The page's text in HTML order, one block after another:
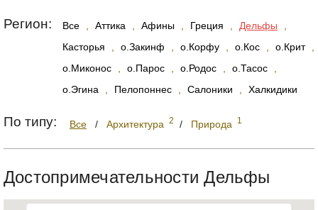
Регион: Все Аттика Афины Греция Дельфы
Касторья
о.Закинф о.Корфу о.Кос о.Крит
о.Миконос
о.Парос о.Родос о.Тасос
о.Эгина
Пелопоннес Салоники Халкидики
По типу: Все / Архитектура 2 / Природа 1
Достопримечательности Дельфы